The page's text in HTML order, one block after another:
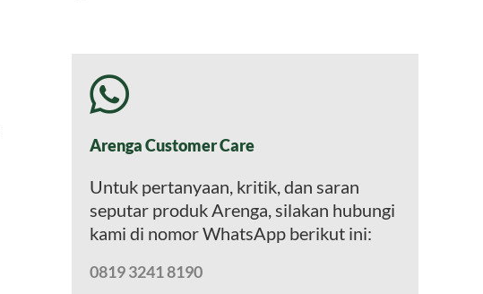
Arenga Customer Care
Untuk pertanyaan, kritik, dan saran
seputar produk Arenga, silakan hubungi
kami di nomor WhatsApp berikut ini:
0819 3241 8190